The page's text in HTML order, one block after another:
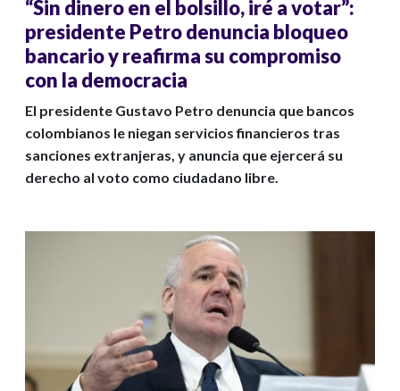
“Sin dinero en el bolsillo, iré a votar”:
presidente Petro denuncia bloqueo
bancario y reafirma su compromiso
con la democracia
El presidente Gustavo Petro denuncia que bancos
colombianos le niegan servicios financieros tras
sanciones extranjeras, y anuncia que ejercerá su
derecho al voto como ciudadano libre.